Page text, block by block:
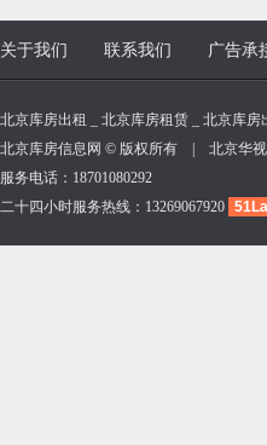
关于我们 联系我们 广告承
北京库房出租 _ 北京库房租赁 _ 北京库房
北京库房信息网 © 版权所有 | 北京华
服务电话：18701080292
二十四小时服务热线：13269067920 51La